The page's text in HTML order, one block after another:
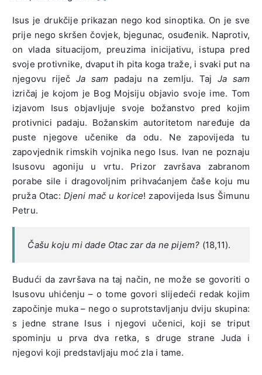
Isus je drukčije prikazan nego kod sinoptika. On je sve
prije nego skršen čovjek, bjegunac, osuđenik. Naprotiv,
on vlada situacijom, preuzima inicijativu, istupa pred
svoje protivnike, dvaput ih pita koga traže, i svaki put na
njegovu riječ Ja sam padaju na zemlju. Taj Ja sam
izričaj je kojom je Bog Mojsiju objavio svoje ime. Tom
izjavom Isus objavljuje svoje božanstvo pred kojim
protivnici padaju. Božanskim autoritetom naređuje da
puste njegove učenike da odu. Ne zapovijeda tu
zapovjednik rimskih vojnika nego Isus. Ivan ne poznaju
Isusovu agoniju u vrtu. Prizor završava zabranom
porabe sile i dragovoljnim prihvaćanjem čaše koju mu
pruža Otac: Djeni mač u korice! zapovijeda Isus Šimunu
Petru.
Čašu koju mi dade Otac zar da ne pijem? (18,11).
Budući da završava na taj način, ne može se govoriti o
Isusovu uhićenju – o tome govori slijedeći redak kojim
započinje muka – nego o suprotstavljanju dviju skupina:
s jedne strane Isus i njegovi učenici, koji se triput
spominju u prva dva retka, s druge strane Juda i
njegovi koji predstavljaju moć zla i tame.